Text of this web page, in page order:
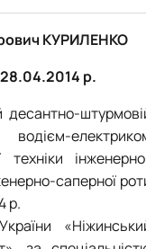
КУРИЛЕНКО
р.
техніки
саперної
р.